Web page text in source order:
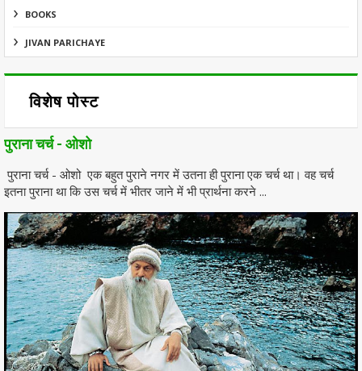
BOOKS
JIVAN PARICHAYE
विशेष पोस्ट
पुराना चर्च - ओशो
पुराना चर्च - ओशो एक बहुत पुराने नगर में उतना ही पुराना एक चर्च था। वह चर्च
इतना पुराना था कि उस चर्च में भीतर जाने में भी प्रार्थना करने ...